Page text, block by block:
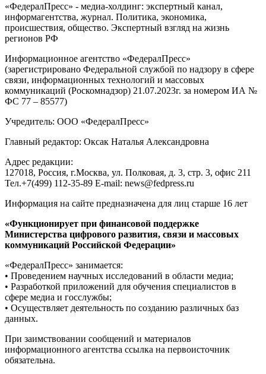
«ФедералПресс» - медиа-холдинг: экспертный канал,
информагентства, журнал. Политика, экономика,
происшествия, общество. Экспертный взгляд на жизнь
регионов РФ
Информационное агентство «ФедералПресс»
(зарегистрировано Федеральной службой по надзору в сфере
связи, информационных технологий и массовых
коммуникаций (Роскомнадзор) 21.07.2023г. за номером ИА №
ФС 77 – 85577)
Учредитель: ООО «ФедералПресс»
Главный редактор: Оксак Наталья Александровна
Адрес редакции:
127018, Россия, г.Москва, ул. Полковая, д. 3, стр. 3, офис 211
Тел.+7(499) 112-35-89 E-mail: news@fedpress.ru
Информация на сайте предназначена для лиц старше 16 лет
«Функционирует при финансовой поддержке
Министерства цифрового развития, связи и массовых
коммуникаций Российской Федерации»
«ФедералПресс» занимается:
• Проведением научных исследований в области медиа;
• Разработкой приложений для обучения специалистов в
сфере медиа и госслужбы;
• Осуществляет деятельность по созданию различных баз
данных.
При заимствовании сообщений и материалов
информационного агентства ссылка на первоисточник
обязательна.